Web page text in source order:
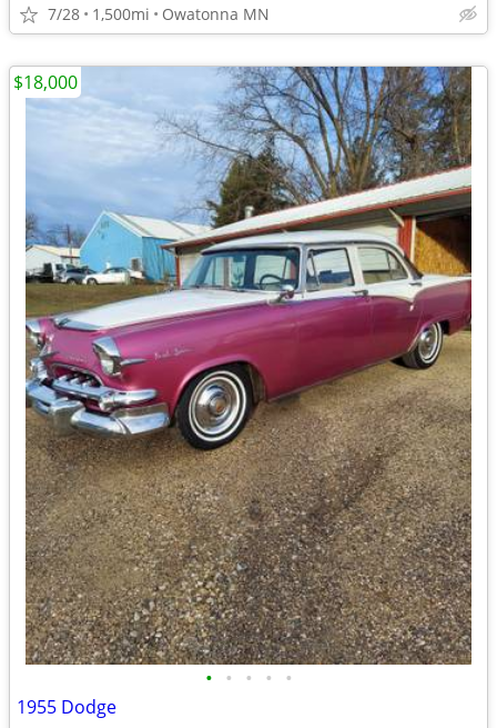
7/28 1,500mi Owatonna MN
• • • • •
1955 Dodge
$18,000